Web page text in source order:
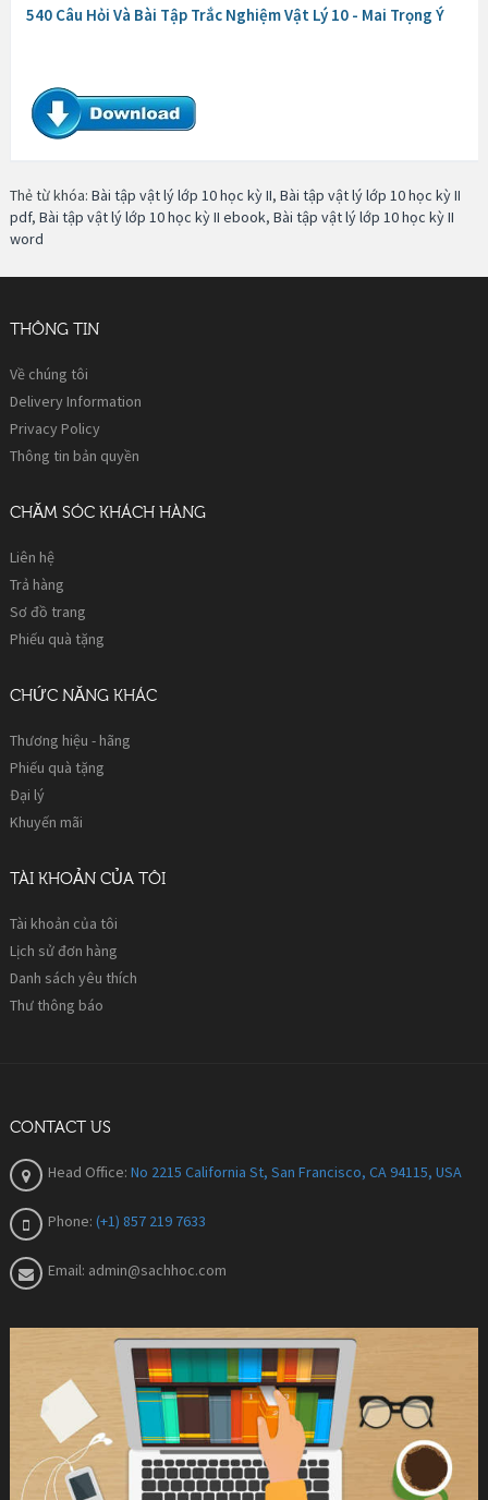
540 Câu Hỏi Và Bài Tập Trắc Nghiệm Vật Lý 10 - Mai Trọng Ý
Thẻ từ khóa: Bài tập vật lý lớp 10 học kỳ II, Bài tập vật lý lớp 10 học kỳ II
pdf, Bài tập vật lý lớp 10 học kỳ II ebook, Bài tập vật lý lớp 10 học kỳ II
word
THÔNG TIN
Về chúng tôi
Delivery Information
Privacy Policy
Thông tin bản quyền
CHĂM SÓC KHÁCH HÀNG
Liên hệ
Trả hàng
Sơ đồ trang
Phiếu quà tặng
CHỨC NĂNG KHÁC
Thương hiệu - hãng
Phiếu quà tặng
Đại lý
Khuyến mãi
TÀI KHOẢN CỦA TÔI
Tài khoản của tôi
Lịch sử đơn hàng
Danh sách yêu thích
Thư thông báo
CONTACT US
Head Office: No 2215 California St, San Francisco, CA 94115, USA
Phone: (+1) 857 219 7633
Email: admin@sachhoc.com